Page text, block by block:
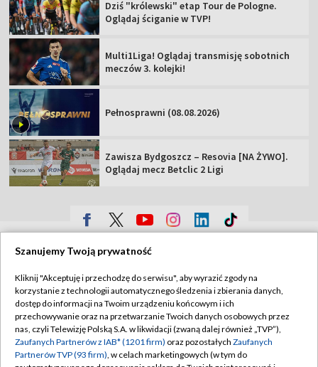
Dziś "królewski" etap Tour de Pologne.
Oglądaj ściganie w TVP!
Multi1Liga! Oglądaj transmisję sobotnich
meczów 3. kolejki!
Pełnosprawni (08.08.2026)
Zawisza Bydgoszcz – Resovia [NA ŻYWO].
Oglądaj mecz Betclic 2 Ligi
Sklep TVP
Biuro Reklamy
Oferta Handlowa
Telegazeta ogłoszenia
Polityka prywatności
Moje zgody
Biuro reklamy
Kontakt
Szanujemy Twoją prywatność
Kliknij "Akceptuję i przechodzę do serwisu", aby wyrazić zgody na
korzystanie z technologii automatycznego śledzenia i zbierania danych,
dostęp do informacji na Twoim urządzeniu końcowym i ich
przechowywanie oraz na przetwarzanie Twoich danych osobowych przez
nas, czyli Telewizję Polską S.A. w likwidacji (zwaną dalej również „TVP”),
Zaufanych Partnerów z IAB* (1201 firm) oraz pozostałych Zaufanych
Partnerów TVP (93 firm), w celach marketingowych (w tym do